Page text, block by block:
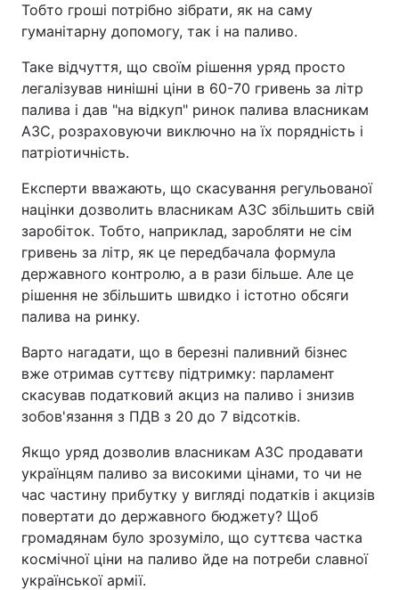
Тобто гроші потрібно зібрати, як на саму
гуманітарну допомогу, так і на паливо.
Таке відчуття, що своїм рішення уряд просто
легалізував нинішні ціни в 60-70 гривень за літр
палива і дав "на відкуп" ринок палива власникам
АЗС, розраховуючи виключно на їх порядність і
патріотичність.
Експерти вважають, що скасування регульованої
націнки дозволить власникам АЗС збільшить свій
заробіток. Тобто, наприклад, заробляти не сім
гривень за літр, як це передбачала формула
державного контролю, а в рази більше. Але це
рішення не збільшить швидко і істотно обсяги
палива на ринку.
Варто нагадати, що в березні паливний бізнес
вже отримав суттєву підтримку: парламент
скасував податковий акциз на паливо і знизив
зобов'язання з ПДВ з 20 до 7 відсотків.
Якщо уряд дозволив власникам АЗС продавати
українцям паливо за високими цінами, то чи не
час частину прибутку у вигляді податків і акцизів
повертати до державного бюджету? Щоб
громадянам було зрозуміло, що суттєва частка
космічної ціни на паливо йде на потреби славної
української армії.